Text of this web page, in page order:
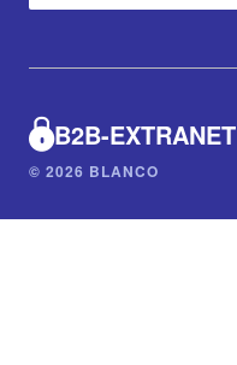
B2B-EXTRANET
© 2026 BLANCO